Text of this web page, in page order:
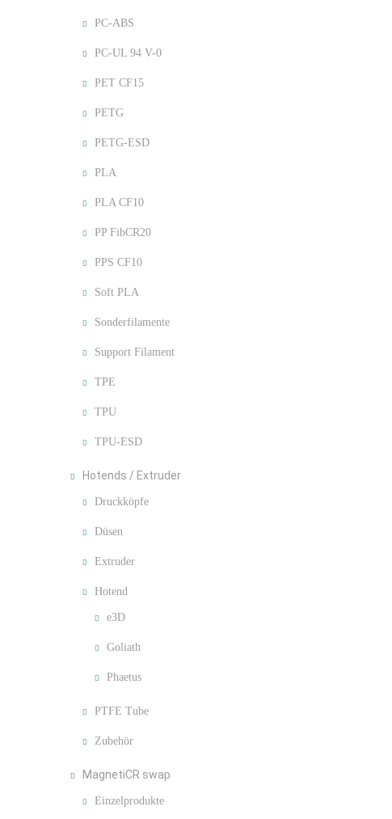
PC-ABS
PC-UL 94 V-0
PET CF15
PETG
PETG-ESD
PLA
PLA CF10
PP FibCR20
PPS CF10
Soft PLA
Sonderfilamente
Support Filament
TPE
TPU
TPU-ESD
Hotends / Extruder
Druckköpfe
Düsen
Extruder
Hotend
e3D
Goliath
Phaetus
PTFE Tube
Zubehör
MagnetiCR swap
Einzelprodukte